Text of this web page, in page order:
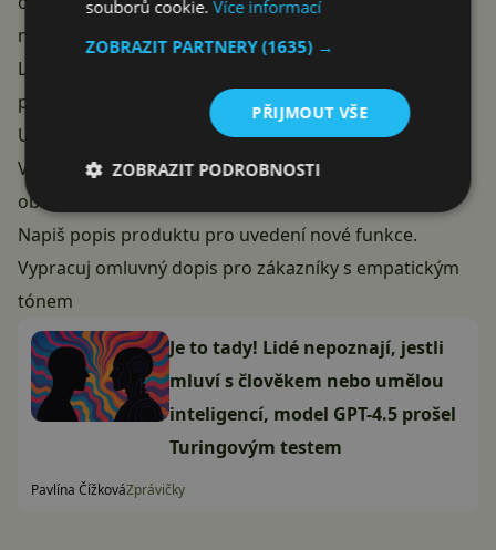
například pro vytváření poutavých příspěvků na
LinkedIn o trendech v oblasti umělé inteligence nebo
pro přípravu popisů produktů.
Ukázkové prompty:
Vytvoř poutavý příspěvek na LinkedIn o trendech v
oblasti umělé inteligence.
Napiš popis produktu pro uvedení nové funkce.
Vypracuj omluvný dopis pro zákazníky s empatickým
tónem
Je to tady! Lidé nepoznají, jestli
mluví s člověkem nebo umělou
inteligencí, model GPT-4.5 prošel
Turingovým testem
Pavlína ČížkováZprávičky
souborů cookie.Více informací
ZOBRAZIT PARTNERY(1635) →
PŘIJMOUT VŠE
ZOBRAZIT PODROBNOSTI